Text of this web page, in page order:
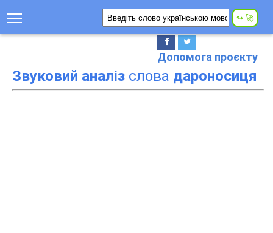
Допомога проєкту
Звуковий аналіз слова дароносиця